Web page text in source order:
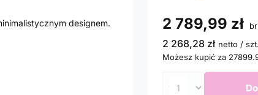
designem. 2 789,99 zł
2 268,28 zł netto / szt.
Możesz kupić za